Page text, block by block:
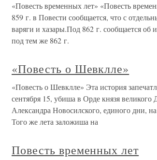
«Повесть временных лет» «Повесть
859 г. в Повести сообщается, что с
варяги и хазары.Под 862 г. сообщается об
под тем же 862 г.
«Повесть о Шевклле»
«Повесть о Шевклле» Эта история
сентября 15, убиша в Орде князя
Александра Новосилского, единого дни,
Того же лета заложиша на
Повесть временных лет